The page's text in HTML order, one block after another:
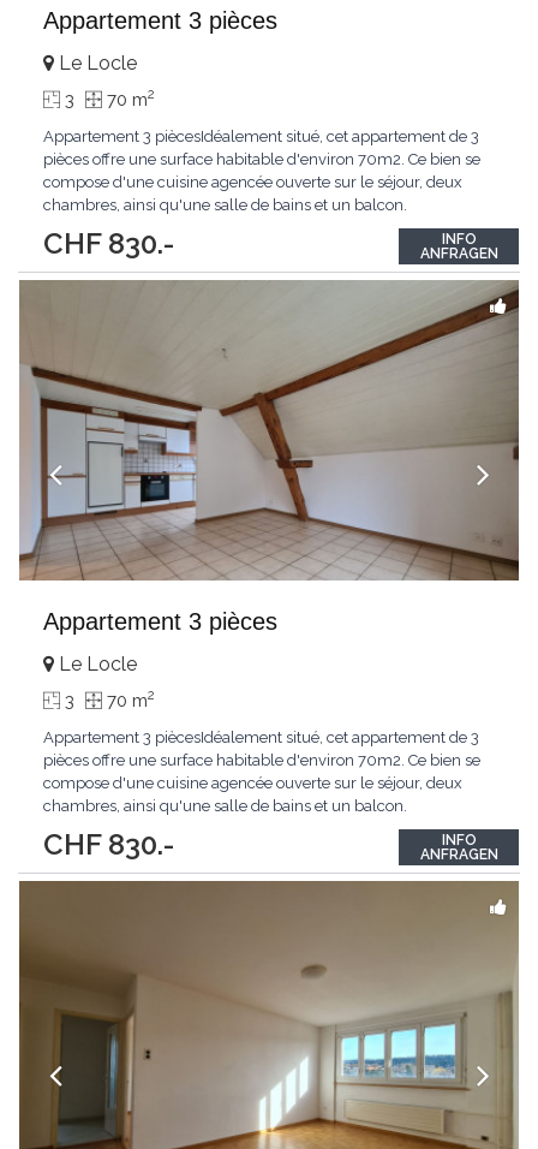
Appartement 3 pièces
CHF 830.-
Le Locle
3 70 m2
Appartement 3 piècesIdéalement situé, cet appartement de 3
pièces offre une surface habitable d'environ 70m2. Ce bien se
compose d'une cuisine agencée ouverte sur le séjour, deux
chambres, ainsi qu'une salle de bains et un balcon.
INFO
ANFRAGEN
Appartement 3 pièces
CHF 830.-
Le Locle
3 70 m2
Appartement 3 piècesIdéalement situé, cet appartement de 3
pièces offre une surface habitable d'environ 70m2. Ce bien se
compose d'une cuisine agencée ouverte sur le séjour, deux
chambres, ainsi qu'une salle de bains et un balcon.
INFO
ANFRAGEN